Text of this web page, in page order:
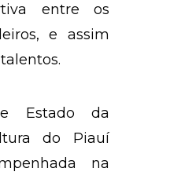
entre os
e assim
Estado da
do Piauí
na